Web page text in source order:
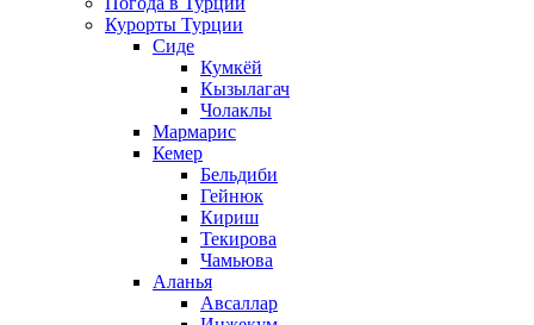
Курорты Турции
Сиде
Кумкёй
Кызылагач
Чолаклы
Мармарис
Кемер
Бельдиби
Гейнюк
Кириш
Текирова
Чамьюва
Аланья
Авсаллар